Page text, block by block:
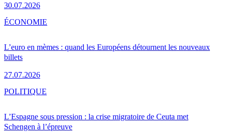
30.07.2026
L’euro en mèmes : quand les Européens détournent les nouveaux
billets
27.07.2026
ÉCONOMIE
L’Espagne sous pression : la crise migratoire de Ceuta met
Schengen à l’épreuve
POLITIQUE